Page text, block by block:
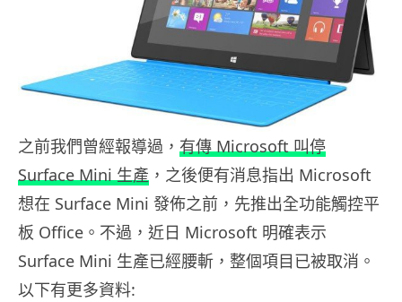
之前我們曾經報導過， 有傳 Microsoft 叫停
Surface Mini 生產 ，之後便有消息指出 Microsoft
想在 Surface Mini 發佈之前，先推出全功能觸控平
板 Office。不過，近日 Microsoft 明確表示
Surface Mini 生產已經腰斬，整個項目已被取消。
以下有更多資料: